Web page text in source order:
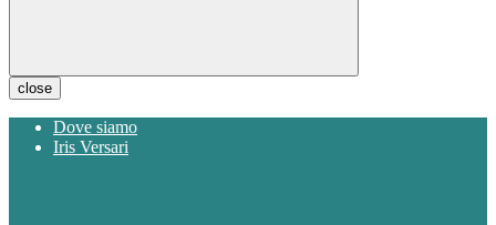
close
Dove siamo
Iris Versari